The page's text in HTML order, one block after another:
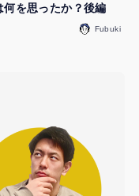
を思ったか？後編
Fubuki